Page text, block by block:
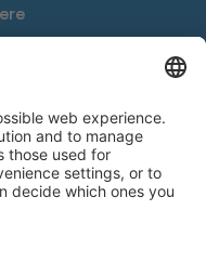
Südtirol